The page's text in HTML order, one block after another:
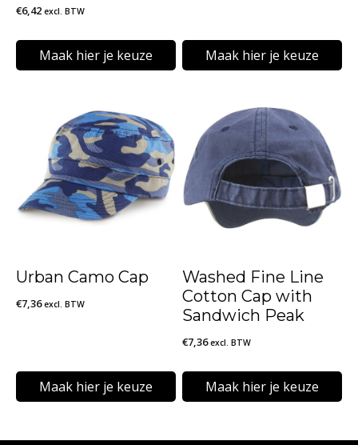
€6,42 excl. BTW
Maak hier je keuze
meerdere
variaties.
Deze
gekozen
worden
productpagina
Maak hier je keuze
heeft
meerdere
variaties.
Deze
gekozen
worden
op
productpagina
Urban Camo Cap
€7,36 excl. BTW
Maak hier je keuze
product
Washed Fine Line
Cotton Cap with
Sandwich Peak
€7,36 excl. BTW
Maak hier je keuze
product